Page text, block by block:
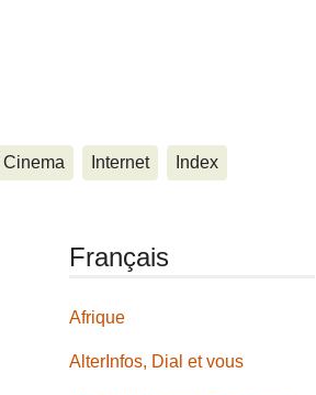
Cinema Internet Index
Français
Afrique
AlterInfos, Dial et vous